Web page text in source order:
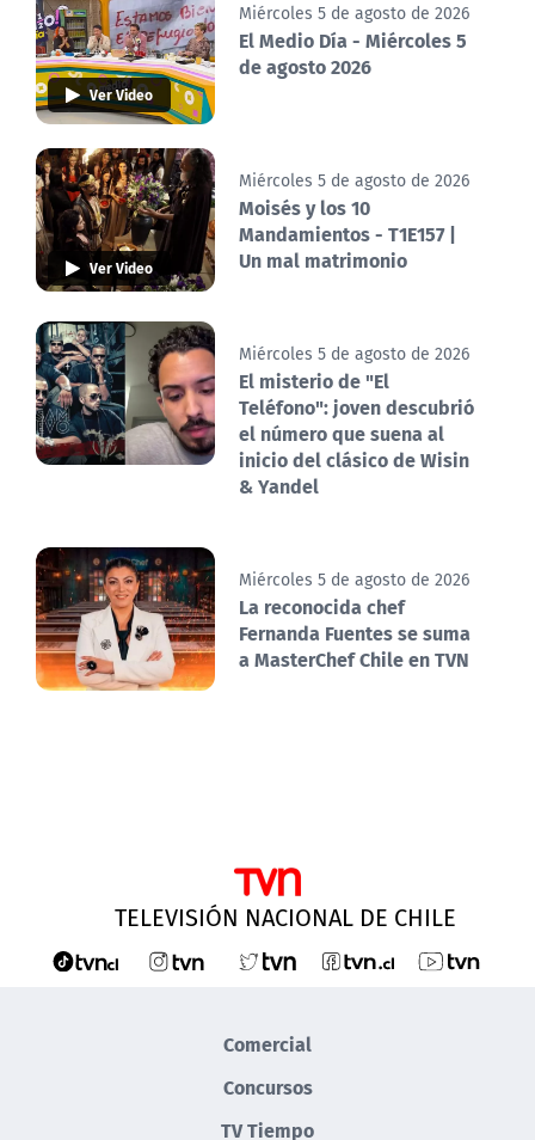
Ver Video
Miércoles 5 de agosto de 2026
El Medio Día - Miércoles 5
de agosto 2026
Ver Video
Miércoles 5 de agosto de 2026
Moisés y los 10
Mandamientos - T1E157 |
Un mal matrimonio
Miércoles 5 de agosto de 2026
El misterio de "El
Teléfono": joven descubrió
el número que suena al
inicio del clásico de Wisin
& Yandel
Miércoles 5 de agosto de 2026
La reconocida chef
Fernanda Fuentes se suma
a MasterChef Chile en TVN
TELEVISIÓN NACIONAL DE CHILE
Comercial
Concursos
TV Tiempo